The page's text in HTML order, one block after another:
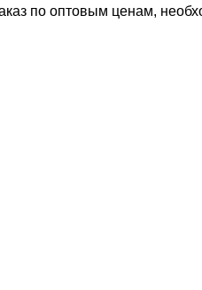
по оптовым ценам,